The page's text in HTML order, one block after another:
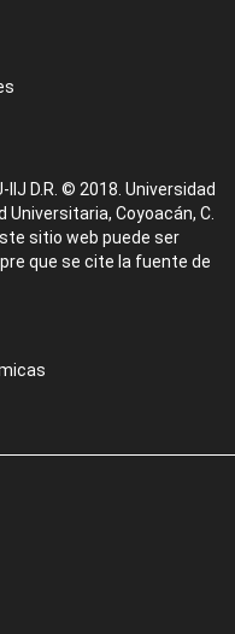
D.R. © 2018. Universidad
Universitaria, Coyoacán, C.
sitio web puede ser
que se cite la fuente de